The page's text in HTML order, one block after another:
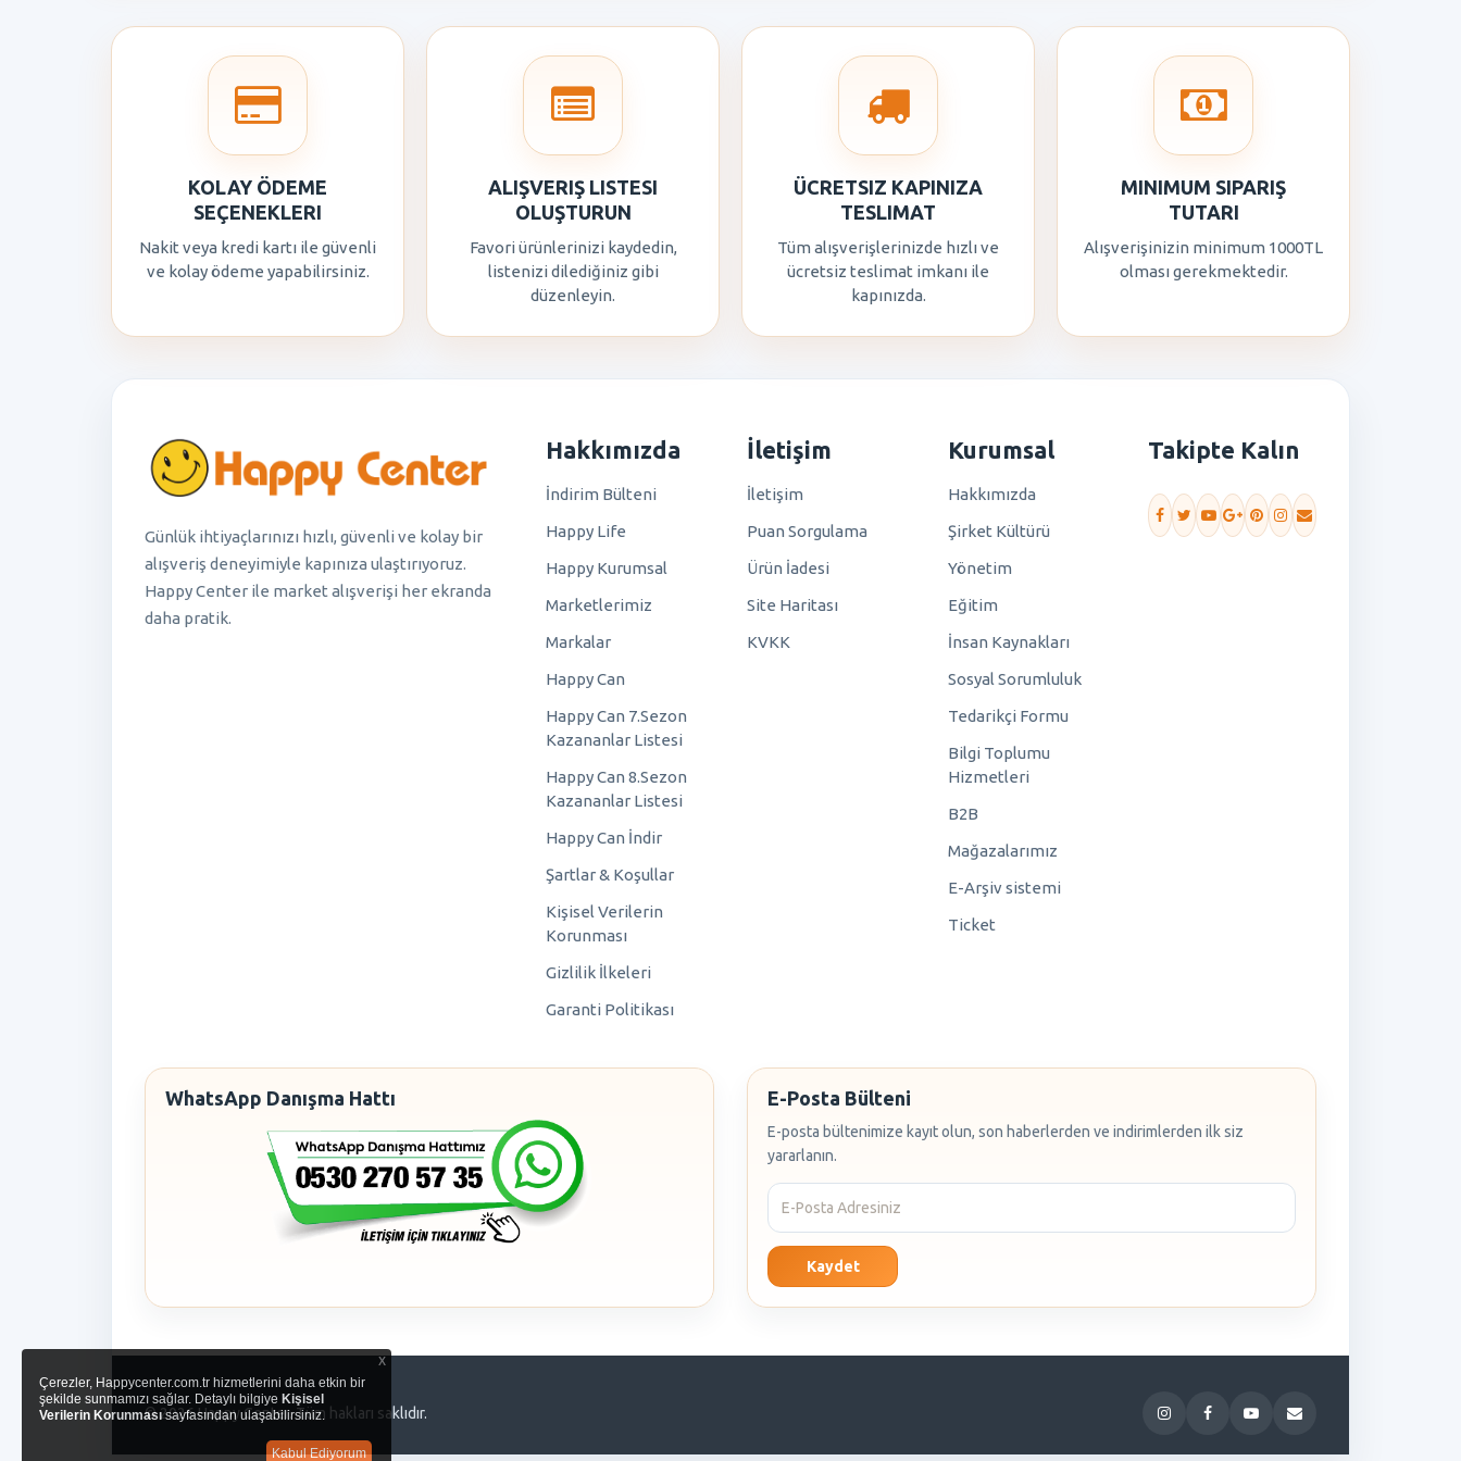
KOLAY ÖDEME
SEÇENEKLERI
Nakit veya kredi kartı ile güvenli
ve kolay ödeme yapabilirsiniz.
ALIŞVERIŞ LISTESI
OLUŞTURUN
Favori ürünlerinizi kaydedin,
listenizi dilediğiniz gibi
düzenleyin.
ÜCRETSIZ KAPINIZA
TESLIMAT
Tüm alışverişlerinizde hızlı ve
ücretsiz teslimat imkanı ile
kapınızda.
MINIMUM SIPARIŞ
TUTARI
Alışverişinizin minimum 1000TL
olması gerekmektedir.
Günlük ihtiyaçlarınızı hızlı, güvenli ve kolay bir
alışveriş deneyimiyle kapınıza ulaştırıyoruz.
Happy Center ile market alışverişi her ekranda
daha pratik.
Hakkımızda
İndirim Bülteni
Happy Life
Happy Kurumsal
Marketlerimiz
Markalar
Happy Can
Happy Can 7.Sezon
Kazananlar Listesi
Happy Can 8.Sezon
Kazananlar Listesi
Happy Can İndir
Şartlar & Koşullar
Kişisel Verilerin
Korunması
Gizlilik İlkeleri
Garanti Politikası
İletişim
İletişim
Puan Sorgulama
Ürün İadesi
Site Haritası
KVKK
Kurumsal
Hakkımızda
Şirket Kültürü
Yönetim
Eğitim
İnsan Kaynakları
Sosyal Sorumluluk
Tedarikçi Formu
Bilgi Toplumu
Hizmetleri
B2B
Mağazalarımız
E-Arşiv sistemi
Ticket
Takipte Kalın
WhatsApp Danışma Hattı E-Posta Bülteni
E-posta bültenimize kayıt olun, son haberlerden ve indirimlerden ilk siz
yararlanın.
Kaydet
© 2026 Happy Center. Tüm hakları saklıdır.
x
Çerezler, Happycenter.com.tr hizmetlerini daha etkin bir
şekilde sunmamızı sağlar. Detaylı bilgiye Kişisel
Verilerin Korunmasısayfasından ulaşabilirsiniz.
Kabul Ediyorum